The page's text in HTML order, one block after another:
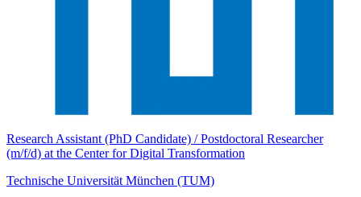
Research Assistant (PhD Candidate) / Postdoctoral Researcher
(m/f/d) at the Center for Digital Transformation
Technische Universität München (TUM)